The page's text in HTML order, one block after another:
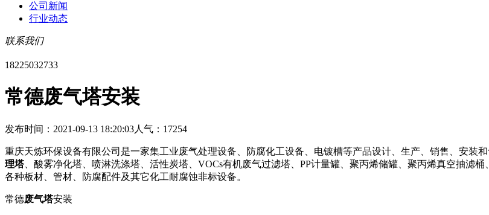
公司新闻
行业动态
联系我们
18225032733
常德废气塔安装
发布时间：2021-09-13 18:20:03人气：17254
重庆天炼环保设备有限公司是一家集工业废气处理设备、防腐化工设备、电镀槽等产品设计、生产、销售、安装
理塔、酸雾净化塔、喷淋洗涤塔、活性炭塔、VOCs有机废气过滤塔、PP计量罐、聚丙烯储罐、聚丙烯真空抽滤
各种板材、管材、防腐配件及其它化工耐腐蚀非标设备。
常德废气塔安装